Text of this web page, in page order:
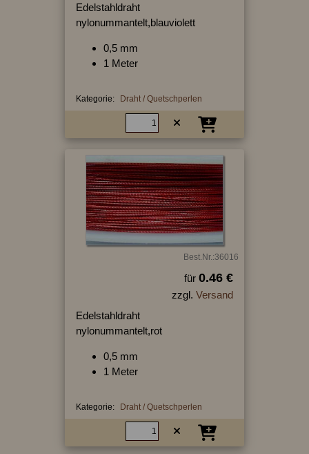
Edelstahldraht
nylonummantelt,blauviolett
0,5 mm
1 Meter
Kategorie: Draht / Quetschperlen
Best.Nr.:36016
für 0.46 €
zzgl. Versand
Edelstahldraht
nylonummantelt,rot
0,5 mm
1 Meter
Kategorie: Draht / Quetschperlen